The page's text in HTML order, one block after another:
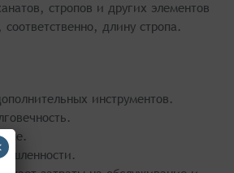
стропов и других элементов
длину стропа.
инструментов.